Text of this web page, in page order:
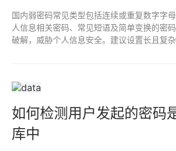
国内弱密码常见类型包括连续或重复数字字
人信息相关密码、常见短语及简单变换的密
破解，威胁个人信息安全。建议设置长且复
如何检测用户发起的密码
库中